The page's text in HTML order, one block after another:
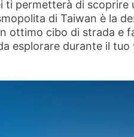
ti permetterà di
di Taiwan è la
ottimo cibo di strada e
esplorare durante il tuo